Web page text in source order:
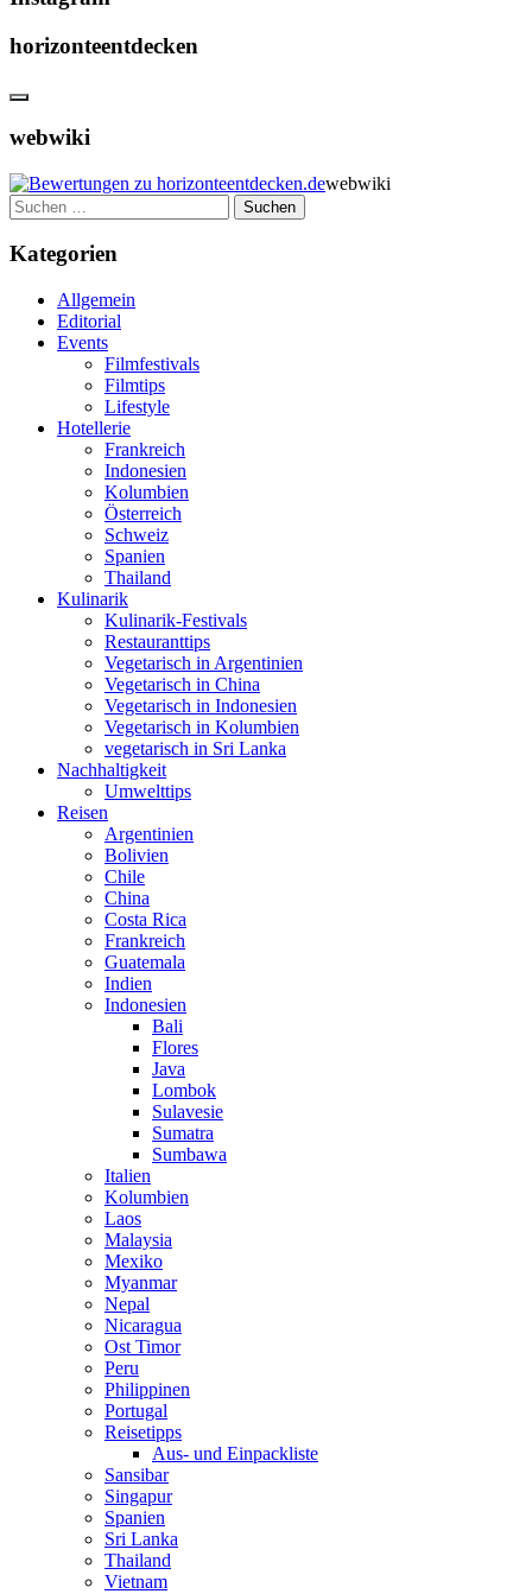
horizonteentdecken
webwiki
webwiki
Suchen
nach:
Kategorien
Allgemein
Editorial
Events
Filmfestivals
Filmtips
Lifestyle
Hotellerie
Frankreich
Indonesien
Kolumbien
Österreich
Schweiz
Spanien
Thailand
Kulinarik
Kulinarik-Festivals
Restauranttips
Vegetarisch in Argentinien
Vegetarisch in China
Vegetarisch in Indonesien
Vegetarisch in Kolumbien
vegetarisch in Sri Lanka
Nachhaltigkeit
Umwelttips
Reisen
Argentinien
Bolivien
Chile
China
Costa Rica
Frankreich
Guatemala
Indien
Indonesien
Bali
Flores
Java
Lombok
Sulavesie
Sumatra
Sumbawa
Italien
Kolumbien
Laos
Malaysia
Mexiko
Myanmar
Nepal
Nicaragua
Ost Timor
Peru
Philippinen
Portugal
Reisetipps
Aus- und Einpackliste
Sansibar
Singapur
Spanien
Sri Lanka
Thailand
Vietnam